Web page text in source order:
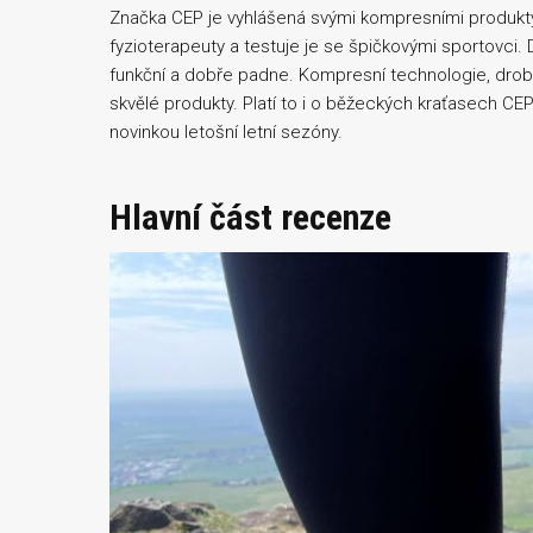
Značka CEP je vyhlášená svými kompresními
fyzioterapeuty a testuje je se špičkovými sportovci.
funkční a dobře padne. Kompresní technologie,
skvělé produkty. Platí to i o běžeckých kraťasech
novinkou letošní letní sezóny.
Hlavní část recenze